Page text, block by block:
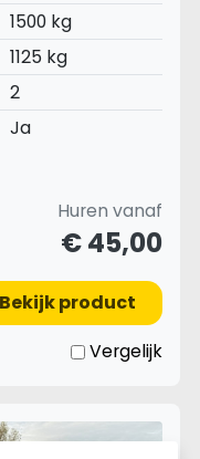
1500 kg
1125 kg
2
Ja
Huren vanaf
€ 45,00
Bekijk product
Vergelijk